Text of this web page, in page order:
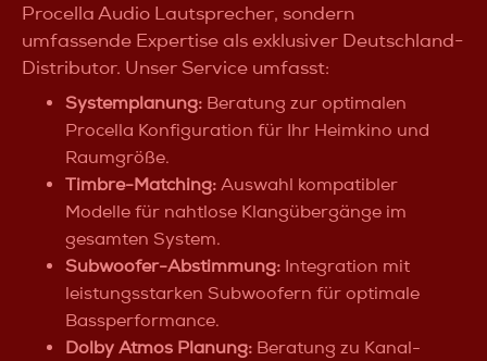
Procella Audio Lautsprecher, sondern
umfassende Expertise als exklusiver Deutschland-
Distributor. Unser Service umfasst:
Systemplanung: Beratung zur optimalen
Procella Konfiguration für Ihr Heimkino und
Raumgröße.
Timbre-Matching: Auswahl kompatibler
Modelle für nahtlose Klangübergänge im
gesamten System.
Subwoofer-Abstimmung: Integration mit
leistungsstarken Subwoofern für optimale
Bassperformance.
Dolby Atmos Planung: Beratung zu Kanal-